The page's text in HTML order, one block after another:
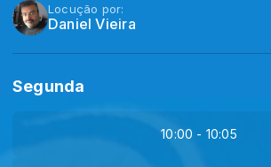
Locução por:
Daniel Vieira
Segunda
10:00 - 10:05